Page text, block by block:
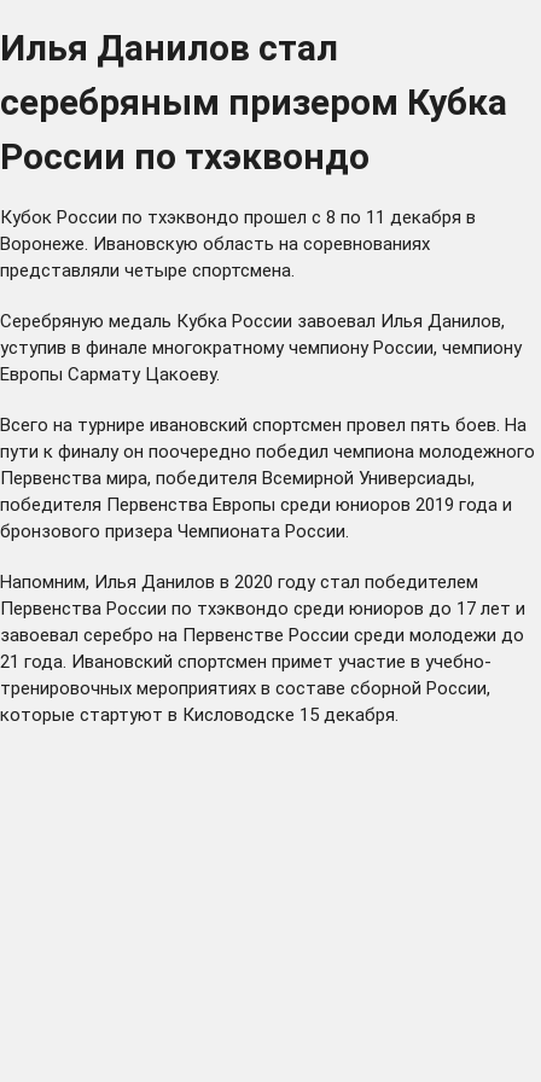
Илья Данилов стал
серебряным призером Кубка
России по тхэквондо
Кубок России по тхэквондо прошел с 8 по 11 декабря в
Воронеже. Ивановскую область на соревнованиях
представляли четыре спортсмена.
Серебряную медаль Кубка России завоевал Илья Данилов,
уступив в финале многократному чемпиону России, чемпиону
Европы Сармату Цакоеву.
Всего на турнире ивановский спортсмен провел пять боев. На
пути к финалу он поочередно победил чемпиона молодежного
Первенства мира, победителя Всемирной Универсиады,
победителя Первенства Европы среди юниоров 2019 года и
бронзового призера Чемпионата России.
Напомним, Илья Данилов в 2020 году стал победителем
Первенства России по тхэквондо среди юниоров до 17 лет и
завоевал серебро на Первенстве России среди молодежи до
21 года. Ивановский спортсмен примет участие в учебно-
тренировочных мероприятиях в составе сборной России,
которые стартуют в Кисловодске 15 декабря.